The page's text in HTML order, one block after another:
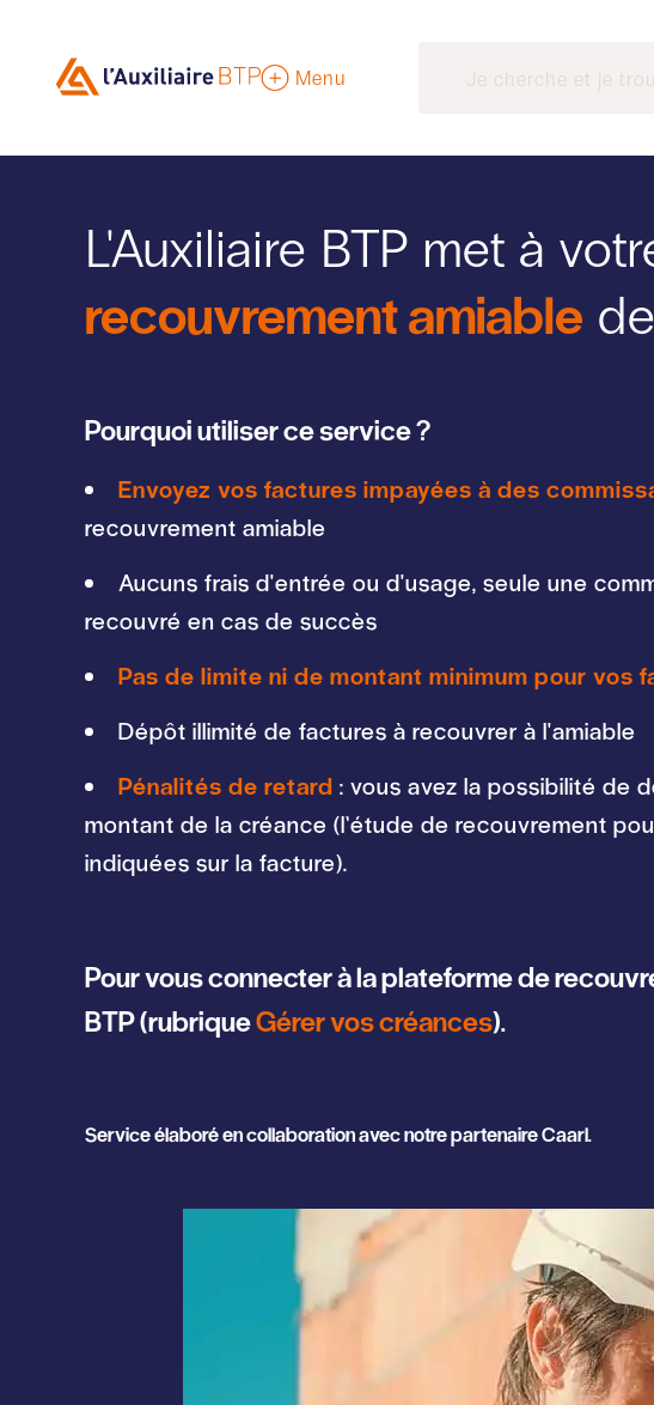
Menu
L'Auxiliaire BTP met à
recouvrement amiable
Pourquoi utiliser ce service ?
Envoyez vos factures impayées à des
recouvrement amiable
Aucuns frais d'entrée ou d'usage, seule une
recouvré en cas de succès
Pas de limite ni de montant minimum pour vos
Dépôt illimité de factures à recouvrer à l'amiable
Pénalités de retard : vous avez la possibilité de
montant de la créance (l’étude de recouvrement
indiquées sur la facture).
Pour vous connecter à la plateforme de
BTP (rubriqueGérer vos créances).
Service élaboré en collaboration avec notre partenaire Caarl.